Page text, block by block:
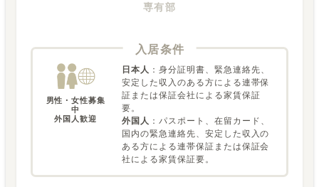
専有部
入居条件
男性・女性募集
中
外国人歓迎
日本人 ： 身分証明書、緊急連絡先、
安定した収入のある方による連帯保
証または保証会社による家賃保証
要。
外国人 ： パスポート、在留カード、
国内の緊急連絡先、安定した収入の
ある方による連帯保証または保証会
社による家賃保証要。